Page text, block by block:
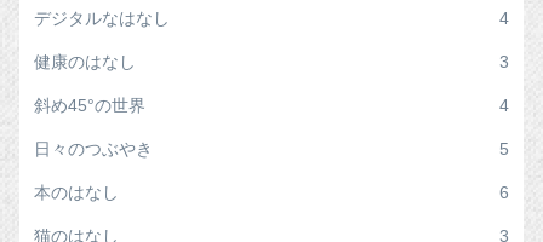
デジタルなはなし 4
健康のはなし 3
斜め45°の世界 4
日々のつぶやき 5
本のはなし 6
猫のはなし 3